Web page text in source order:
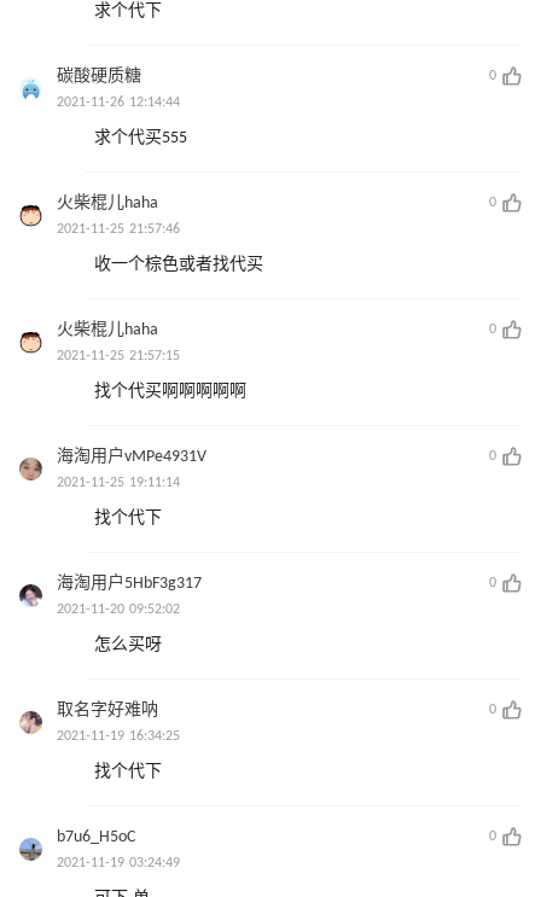
求个代下
碳酸硬质糖
0
2021-11-26 12:14:44
求个代买555
火柴棍儿haha
0
2021-11-25 21:57:46
收一个棕色或者找代买
火柴棍儿haha
0
2021-11-25 21:57:15
找个代买啊啊啊啊啊
海淘用户vMPe4931V
0
2021-11-25 19:11:14
找个代下
海淘用户5HbF3g317
0
2021-11-20 09:52:02
怎么买呀
取名字好难呐
0
2021-11-19 16:34:25
找个代下
b7u6_H5oC
0
2021-11-19 03:24:49